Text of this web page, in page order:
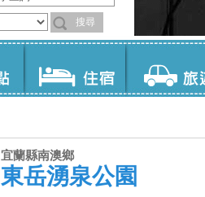
宜蘭縣南澳鄉
東岳湧泉公園